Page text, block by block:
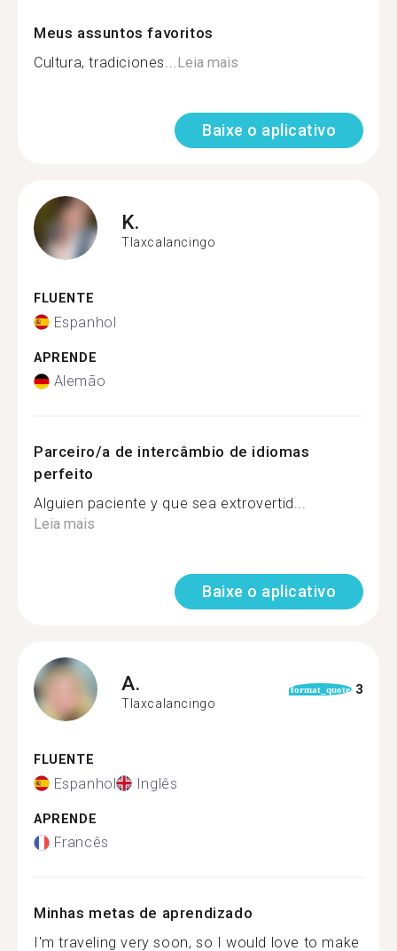
Meus assuntos favoritos
Cultura, tradiciones...Leia mais
Baixe o aplicativo
K.
Tlaxcalancingo
FLUENTE
Espanhol
APRENDE
Alemão
Parceiro/a de intercâmbio de idiomas
perfeito
Alguien paciente y que sea extrovertid...
Leia mais
Baixe o aplicativo
A.
Tlaxcalancingo
format_quote 3
FLUENTE
Espanhol Inglês
APRENDE
Francês
Minhas metas de aprendizado
I'm traveling very soon, so I would love to make